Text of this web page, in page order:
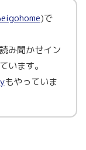
)で
み聞かせイン
います。
もやっていま